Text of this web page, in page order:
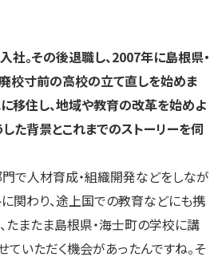
。その後退職し、2007年に島根県・
校寸前の高校の立て直しを始めま
移住し、地域や教育の改革を始めよ
た背景とこれまでのストーリーを伺
で人材育成・組織開発などをしなが
関わり、途上国での教育などにも携
たまたま島根県・海士町の学校に講
いただく機会があったんですね。そ